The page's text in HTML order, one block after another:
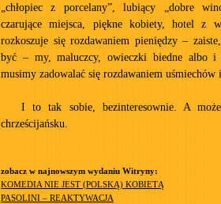
„chłopiec z porcelany”, lubiący „dobre
czarujące miejsca, piękne kobiety, hotel z
rozkoszuje się rozdawaniem pieniędzy –
być – my, maluczcy, owieczki biedne albo i
musimy zadowalać się rozdawaniem uśmiechów
I to tak sobie, bezinteresownie. A
chrześcijańsku.
zobacz w najnowszym wydaniu Witryny:
KOMEDIA NIE JEST (POLSKĄ) KOBIETĄ
PASOLINI – REAKTYWACJA